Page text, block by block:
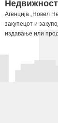
da ja zapocnete
Агенција „Новел
закупецот и
издавање или